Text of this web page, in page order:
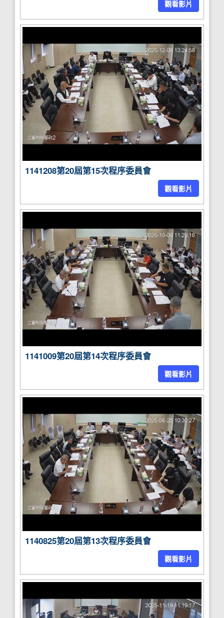
觀看影片
1141208第20屆第15次程序委員會
觀看影片
1141009第20屆第14次程序委員會
觀看影片
1140825第20屆第13次程序委員會
觀看影片